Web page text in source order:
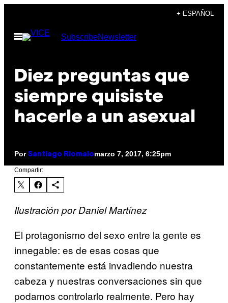
contenido
+ ESPAÑOL
Abrir
Menú
SubscribeNewsletter
Diez preguntas que
siempre quisiste
hacerle a un asexual
Por Santiago Riomalomarzo 7, 2017, 6:25pm
Compartir:
Ilustración por Daniel Martínez
El protagonismo del sexo entre la gente es
innegable: es de esas cosas que
constantemente está invadiendo nuestra
cabeza y nuestras conversaciones sin que
podamos controlarlo realmente. Pero hay